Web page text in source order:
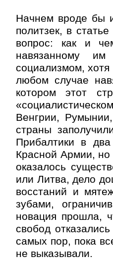
Начнем вроде бы
политзек, в
вопрос: как и
навязанному
социализмом,
любом случае
котором этот
Венгрии,
страны
Прибалтики в два
Красной Армии,
оказалось
или Литва, дело
восстаний и
зубами,
новация прошла,
свобод
самых пор, пока
не выказывали.